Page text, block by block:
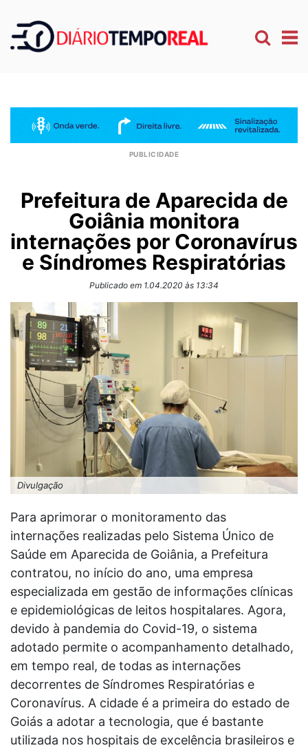
Prefeitura de Aparecida de
Goiânia monitora
internações por Coronavírus
e Síndromes Respiratórias
Publicado em 1.04.2020 às 13:34
Divulgação
Para aprimorar o monitoramento das
internações realizadas pelo Sistema Único de
Saúde em Aparecida de Goiânia, a Prefeitura
contratou, no início do ano, uma empresa
especializada em gestão de informações clínicas
e epidemiológicas de leitos hospitalares. Agora,
devido à pandemia do Covid-19, o sistema
adotado permite o acompanhamento detalhado,
em tempo real, de todas as internações
decorrentes de Síndromes Respiratórias e
Coronavírus. A cidade é a primeira do estado de
Goiás a adotar a tecnologia, que é bastante
utilizada nos hospitais de excelência brasileiros e